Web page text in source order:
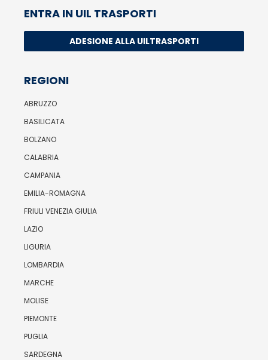
ENTRA IN UIL TRASPORTI
ADESIONE ALLA UILTRASPORTI
REGIONI
ABRUZZO
BASILICATA
BOLZANO
CALABRIA
CAMPANIA
EMILIA-ROMAGNA
FRIULI VENEZIA GIULIA
LAZIO
LIGURIA
LOMBARDIA
MARCHE
MOLISE
PIEMONTE
PUGLIA
SARDEGNA